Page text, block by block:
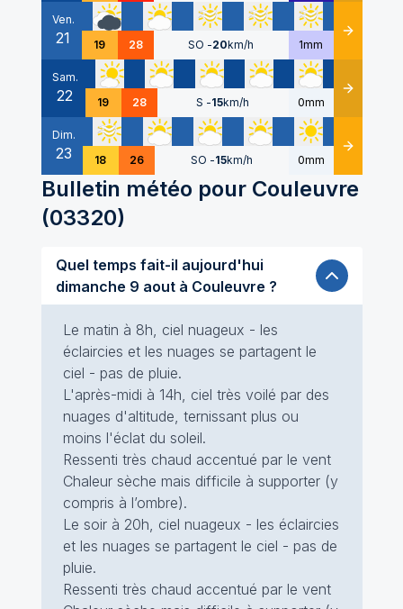
Ven.
21 19 28 SO -20km/h 1mm Détails
Sam.
22 19 28 S -15km/h 0mm Détails
Dim.
23 18 26 SO -15km/h 0mm Détails
Bulletin météo pour Couleuvre
(03320)
Quel temps fait-il aujourd'hui
dimanche 9 aout à Couleuvre ?
Le matin à 8h, ciel nuageux - les
éclaircies et les nuages se partagent le
ciel - pas de pluie.
L'après-midi à 14h, ciel très voilé par des
nuages d'altitude, ternissant plus ou
moins l'éclat du soleil.
Ressenti très chaud accentué par le vent
Chaleur sèche mais difficile à supporter (y
compris à l’ombre).
Le soir à 20h, ciel nuageux - les éclaircies
et les nuages se partagent le ciel - pas de
pluie.
Ressenti très chaud accentué par le vent